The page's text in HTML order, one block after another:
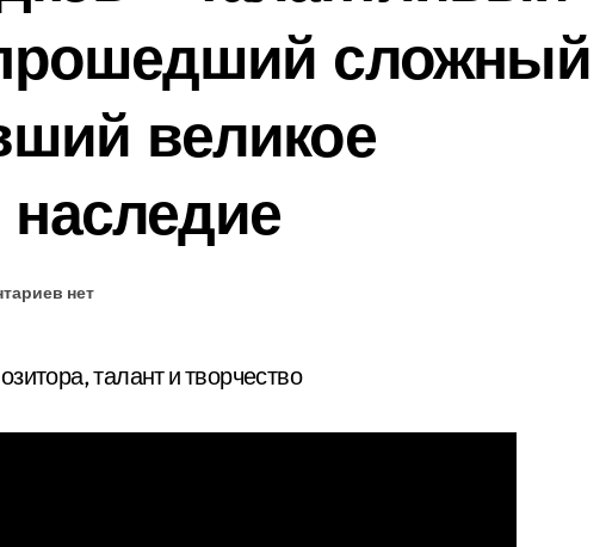
сложный
великое
нет